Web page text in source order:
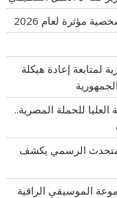
مؤثرة لعام 2026
لمتابعة إعادة هيكلة
للحملة المصرية..
المتحدث الرسمي يكشف
الموسيقي الراقية